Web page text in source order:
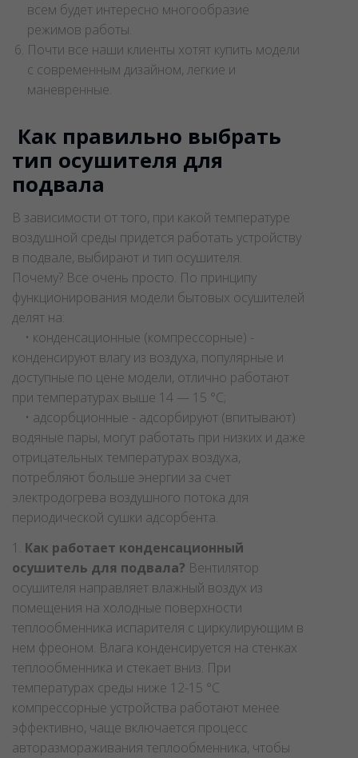
всем будет интересно многообразие
режимов работы.
Почти все наши клиенты хотят купить модели
с современным дизайном, легкие и
маневренные.
Как правильно выбрать
тип осушителя для
подвала
В зависимости от того, при какой температуре
воздушной среды придется работать устройству
в подвале, выбирают и тип осушителя.
Почему? Все очень просто. По принципу
функционирования модели бытовых осушителей
делят на:
• конденсационные (компрессорные) -
конденсируют влагу из воздуха, популярные и
доступные по цене модели, отлично работают
при температурах выше 14 — 15 °C;
• адсорбционные - адсорбируют (впитывают)
водяные пары, могут работать при низких и даже
отрицательных температурах воздуха,
потребляют больше энергии за счет
электродогрева воздушного потока для
периодической сушки адсорбента.
1. Как работает конденсационный
осушитель для подвала? Вентилятор
осушителя направляет влажный воздух из
помещения на холодные поверхности
теплообменника испарителя с циркулирующим в
нем фреоном. Влага конденсируется на стенках
теплообменника и стекает вниз. При
температурах среды ниже 12-15 °C
компрессорные устройства работают менее
эффективно, чаще включается процесс
авторазмораживания теплообменника, чтобы